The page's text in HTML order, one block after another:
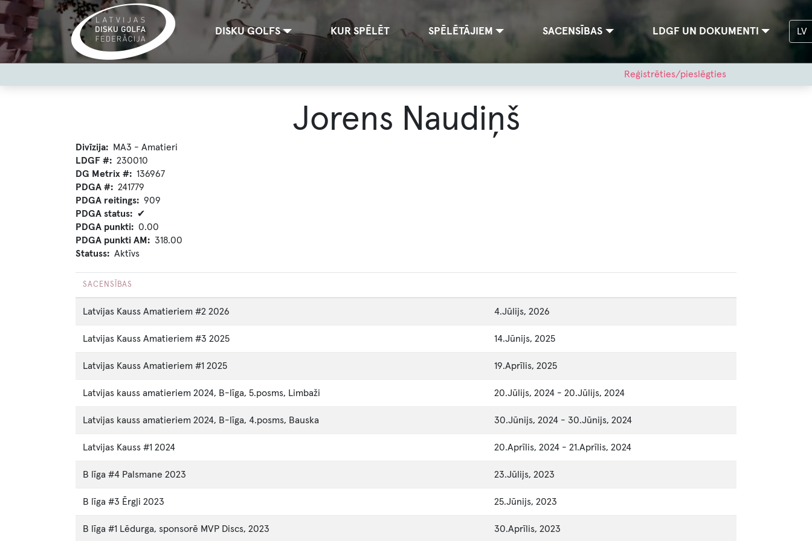
Pārlekt
galveno
saturu
navigationDISKU GOLFS KUR SPĒLĒT SPĒLĒTĀJIEM SACENSĪBAS LDGF UN DOKUMENTI LV
menu
Reģistrēties/pieslēgties
Jorens Naudiņš
Divīzija
MA3 - Amatieri
LDGF #
230010
DG Metrix #
136967
PDGA #
241779
PDGA reitings
909
PDGA status
✔
PDGA punkti
0.00
PDGA punkti AM
318.00
Statuss
Aktīvs
SACENSĪBAS
Latvijas Kauss Amatieriem #2 2026 4.Jūlijs, 2026
Latvijas Kauss Amatieriem #3 2025 14.Jūnijs, 2025
Latvijas Kauss Amatieriem #1 2025 19.Aprīlis, 2025
Latvijas kauss amatieriem 2024, B-līga, 5.posms, Limbaži 20.Jūlijs, 2024 - 20.Jūlijs, 2024
Latvijas kauss amatieriem 2024, B-līga, 4.posms, Bauska 30.Jūnijs, 2024 - 30.Jūnijs, 2024
Latvijas Kauss #1 2024 20.Aprīlis, 2024 - 21.Aprīlis, 2024
B līga #4 Palsmane 2023 23.Jūlijs, 2023
B līga #3 Ērgļi 2023 25.Jūnijs, 2023
B līga #1 Lēdurga, sponsorē MVP Discs, 2023 30.Aprīlis, 2023